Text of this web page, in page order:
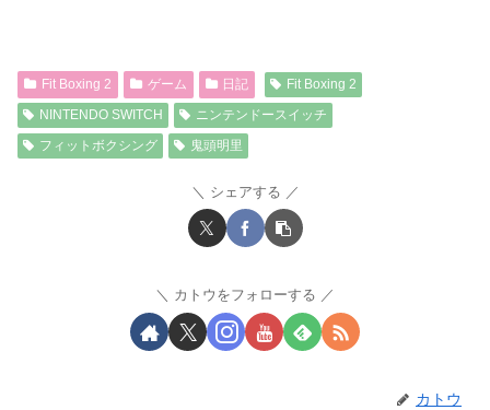
Fit Boxing 2 ゲーム 日記
Fit Boxing 2
NINTENDO SWITCH
ニンテンドースイッチ
フィットボクシング
鬼頭明里
シェアする
カトウをフォローする
カトウ